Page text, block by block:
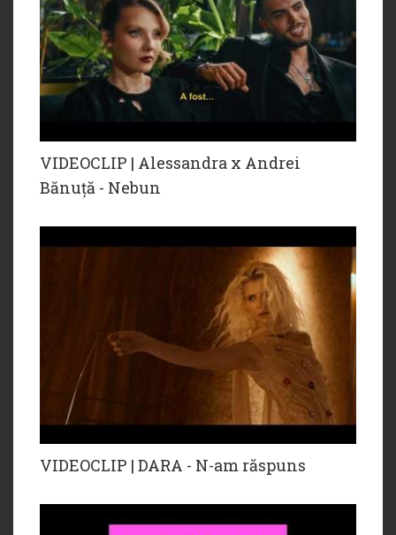
VIDEOCLIP | Alessandra x Andrei
Bănuță - Nebun
VIDEOCLIP | DARA - N-am răspuns